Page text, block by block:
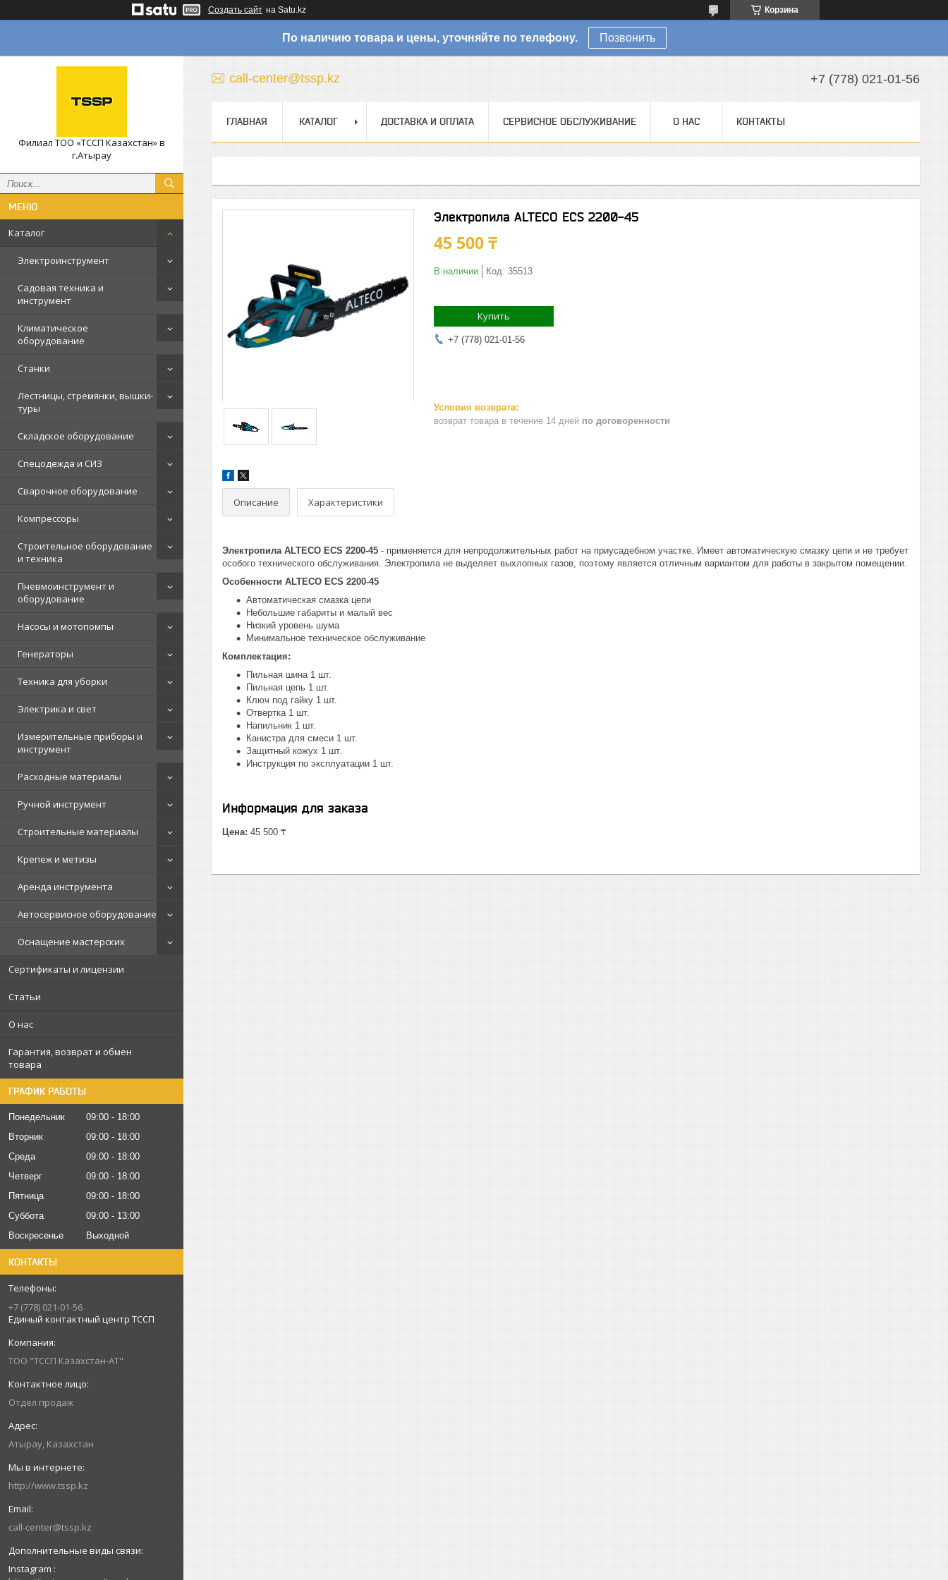
Создать сайт на Satu.kz Корзина
По наличию товара и цены, уточняйте по телефону. Позвонить
Филиал ТОО «ТССП Казахстан» в
г.Атырау
Каталог
Электроинструмент
Садовая техника и
инструмент
Климатическое
оборудование
Станки
Лестницы, стремянки, вышки-
туры
Складское оборудование
Спецодежда и СИЗ
Сварочное оборудование
Компрессоры
Строительное оборудование
и техника
Пневмоинструмент и
оборудование
Насосы и мотопомпы
Генераторы
Техника для уборки
Электрика и свет
Измерительные приборы и
инструмент
Расходные материалы
Ручной инструмент
Строительные материалы
Крепеж и метизы
Аренда инструмента
Автосервисное оборудование
Оснащение мастерских
Сертификаты и лицензии
Статьи
О нас
Гарантия, возврат и обмен
товара
ГРАФИК РАБОТЫ
Понедельник 09:00
18:00
Вторник
09:00
18:00
Среда
09:00
18:00
Четверг
09:00
18:00
Пятница
09:00
18:00
Суббота
09:00
13:00
Воскресенье
Выходной
КОНТАКТЫ
+7 (778) 021-01-56
Единый контактный центр ТССП
ТОО "ТССП Казахстан-АТ"
Отдел продаж
Атырау, Казахстан
http://www.tssp.kz
call-center@tssp.kz
Instagram
call-center@tssp.kz +7 (778) 021-01-56
ГЛАВНАЯ КАТАЛОГ ДОСТАВКА И ОПЛАТА СЕРВИСНОЕ ОБСЛУЖИВАНИЕ О НАС КОНТАКТЫ
Электропила ALTECO ECS 2200-45
45 500 ₸
В наличии Код: 35513
Купить
+7 (778) 021-01-56
возврат товара в течение 14 дней по договоренности
Описание Характеристики
Электропила ALTECO ECS 2200-45 - применяется для непродолжительных работ на приусадебном участке. Имеет автоматическую смазку цепи и не требует
особого технического обслуживания. Электропила не выделяет выхлопных газов, поэтому является отличным вариантом для работы в закрытом помещении.
Особенности ALTECO ECS 2200-45
Автоматическая смазка цепи
Небольшие габариты и малый вес
Низкий уровень шума
Минимальное техническое обслуживание
Комплектация:
Пильная шина 1 шт.
Пильная цепь 1 шт.
Ключ под гайку 1 шт.
Отвертка 1 шт.
Напильник 1 шт.
Канистра для смеси 1 шт.
Защитный кожух 1 шт.
Инструкция по эксплуатации 1 шт.
Информация для заказа
Цена: 45 500 ₸